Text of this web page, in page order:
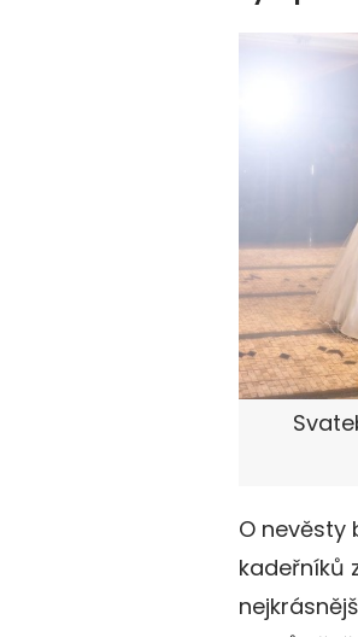
O nevěsty
kadeřníků